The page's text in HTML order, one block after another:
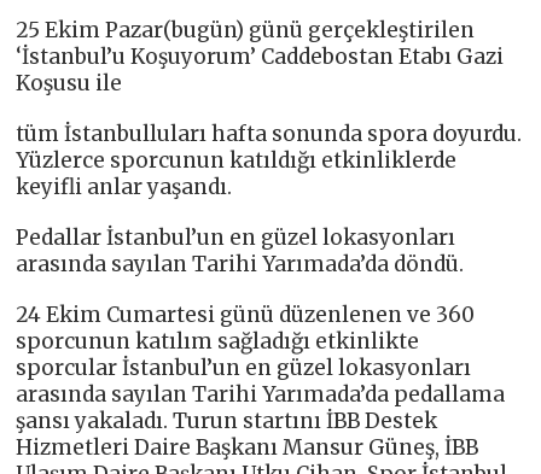
25 Ekim Pazar(bugün) günü gerçekleştirilen
‘İstanbul’u Koşuyorum’ Caddebostan Etabı Gazi
Koşusu ile
tüm İstanbulluları hafta sonunda spora doyurdu.
Yüzlerce sporcunun katıldığı etkinliklerde
keyifli anlar yaşandı.
Pedallar İstanbul’un en güzel lokasyonları
arasında sayılan Tarihi Yarımada’da döndü.
24 Ekim Cumartesi günü düzenlenen ve 360
sporcunun katılım sağladığı etkinlikte
sporcular İstanbul’un en güzel lokasyonları
arasında sayılan Tarihi Yarımada’da pedallama
şansı yakaladı. Turun startını İBB Destek
Hizmetleri Daire Başkanı Mansur Güneş, İBB